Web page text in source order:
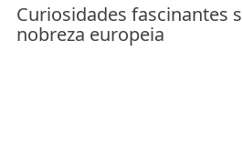
Curiosidades fascinantes
nobreza europeia